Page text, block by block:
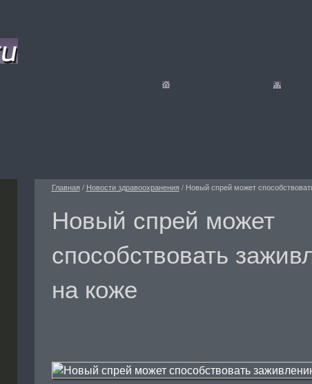
Главная / Новости здравоохранения / Новый спрей может
Новый спрей может
способствовать
на коже